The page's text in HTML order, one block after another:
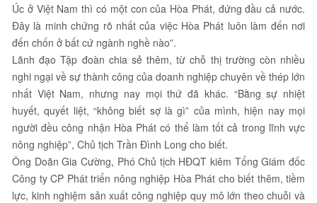
Úc ở Việt Nam thì có một con của Hòa Phát, đứng đầu cả nước.
Đây là minh chứng rõ nhất của việc Hòa Phát luôn làm đến nơi
đến chốn ở bất cứ ngành nghề nào”.
Lãnh đạo Tập đoàn chia sẻ thêm, từ chỗ thị trường còn nhiều
nghi ngại về sự thành công của doanh nghiệp chuyên về thép lớn
nhất Việt Nam, nhưng nay mọi thứ đã khác. “Bằng sự nhiệt
huyết, quyết liệt, “không biết sợ là gì” của mình, hiện nay mọi
người đều công nhận Hòa Phát có thể làm tốt cả trong lĩnh vực
nông nghiệp”, Chủ tịch Trần Đình Long cho biết.
Ông Doãn Gia Cường, Phó Chủ tịch HĐQT kiêm Tổng Giám đốc
Công ty CP Phát triển nông nghiệp Hòa Phát cho biết thêm, tiềm
lực, kinh nghiệm sản xuất công nghiệp quy mô lớn theo chuỗi và